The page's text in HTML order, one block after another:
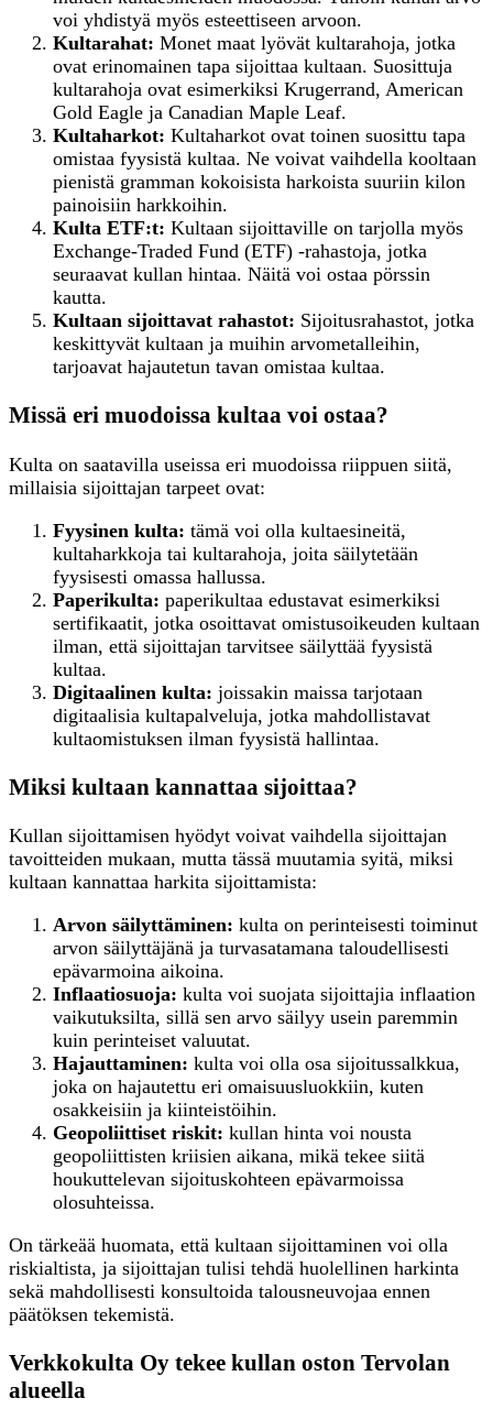
voi yhdistyä myös esteettiseen arvoon.
Kultarahat: Monet maat lyövät kultarahoja, jotka
ovat erinomainen tapa sijoittaa kultaan. Suosittuja
kultarahoja ovat esimerkiksi Krugerrand, American
Gold Eagle ja Canadian Maple Leaf.
Kultaharkot: Kultaharkot ovat toinen suosittu tapa
omistaa fyysistä kultaa. Ne voivat vaihdella kooltaan
pienistä gramman kokoisista harkoista suuriin kilon
painoisiin harkkoihin.
Kulta ETF:t: Kultaan sijoittaville on tarjolla myös
Exchange-Traded Fund (ETF) -rahastoja, jotka
seuraavat kullan hintaa. Näitä voi ostaa pörssin
kautta.
Kultaan sijoittavat rahastot: Sijoitusrahastot, jotka
keskittyvät kultaan ja muihin arvometalleihin,
tarjoavat hajautetun tavan omistaa kultaa.
Missä eri muodoissa kultaa voi ostaa?
Kulta on saatavilla useissa eri muodoissa riippuen siitä,
millaisia sijoittajan tarpeet ovat:
Fyysinen kulta: tämä voi olla kultaesineitä,
kultaharkkoja tai kultarahoja, joita säilytetään
fyysisesti omassa hallussa.
Paperikulta: paperikultaa edustavat esimerkiksi
sertifikaatit, jotka osoittavat omistusoikeuden kultaan
ilman, että sijoittajan tarvitsee säilyttää fyysistä
kultaa.
Digitaalinen kulta: joissakin maissa tarjotaan
digitaalisia kultapalveluja, jotka mahdollistavat
kultaomistuksen ilman fyysistä hallintaa.
Miksi kultaan kannattaa sijoittaa?
Kullan sijoittamisen hyödyt voivat vaihdella sijoittajan
tavoitteiden mukaan, mutta tässä muutamia syitä, miksi
kultaan kannattaa harkita sijoittamista:
Arvon säilyttäminen: kulta on perinteisesti toiminut
arvon säilyttäjänä ja turvasatamana taloudellisesti
epävarmoina aikoina.
Inflaatiosuoja: kulta voi suojata sijoittajia inflaation
vaikutuksilta, sillä sen arvo säilyy usein paremmin
kuin perinteiset valuutat.
Hajauttaminen: kulta voi olla osa sijoitussalkkua,
joka on hajautettu eri omaisuusluokkiin, kuten
osakkeisiin ja kiinteistöihin.
Geopoliittiset riskit: kullan hinta voi nousta
geopoliittisten kriisien aikana, mikä tekee siitä
houkuttelevan sijoituskohteen epävarmoissa
olosuhteissa.
On tärkeää huomata, että kultaan sijoittaminen voi olla
riskialtista, ja sijoittajan tulisi tehdä huolellinen harkinta
sekä mahdollisesti konsultoida talousneuvojaa ennen
päätöksen tekemistä.
Verkkokulta Oy tekee kullan oston Tervolan
alueella